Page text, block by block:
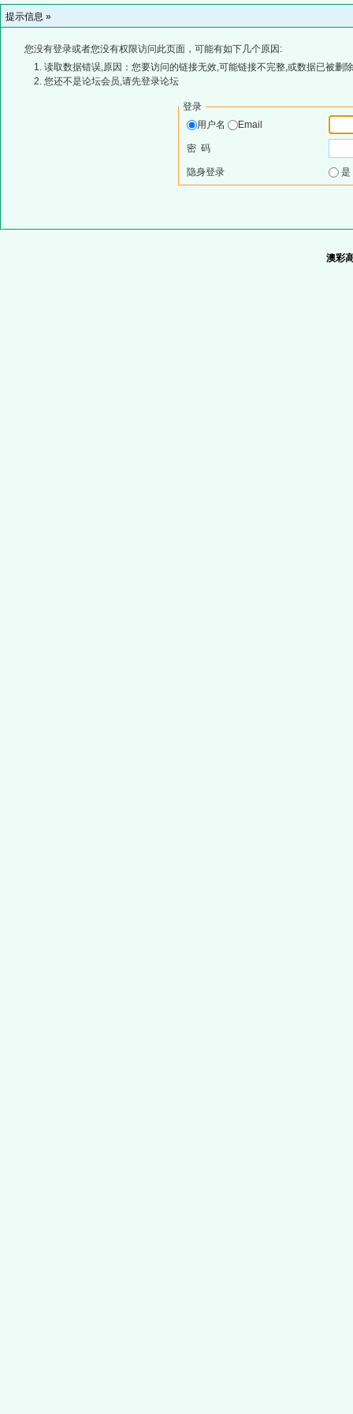
提示信息 »
您没有登录或者您没有权限访问此页面，可能有如下几个原因:
读取数据错误,原因：您要访问的链接无效,可能链接不完整,或数据已被删
您还不是论坛会员,请先登录论坛
登录
用户名
Email
密 码
隐身登录
澳彩